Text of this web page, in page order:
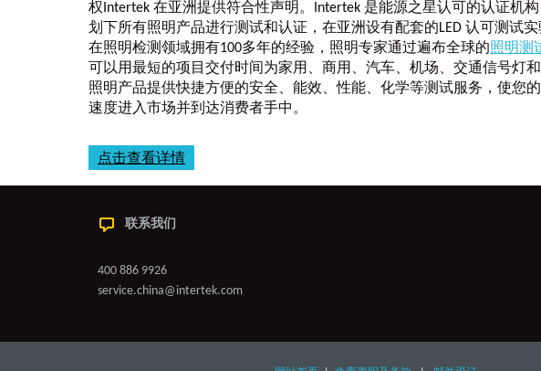
权Intertek 在亚洲提供符合性声明。Intertek 是能源之星认可的认证机
划下所有照明产品进行测试和认证，在亚洲设有配套的LED 认可测试
在照明检测领域拥有100多年的经验，照明专家通过遍布全球的照明测
可以用最短的项目交付时间为家用、商用、汽车、机场、交通信号灯
照明产品提供快捷方便的安全、能效、性能、化学等测试服务，使您
速度进入市场并到达消费者手中。
点击查看详情
联系我们
400 886 9926
service.china@intertek.com